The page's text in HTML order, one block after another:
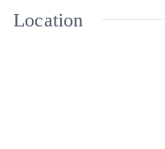
Location